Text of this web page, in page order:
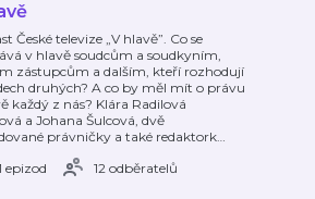
České televize „V hlavě”. Co se
v hlavě soudcům a soudkyním,
zástupcům a dalším, kteří rozhodují
druhých? A co by měl mít o právu
každý z nás? Klára Radilová
a Johana Šulcová, dvě
právničky a také redaktork…
epizod
12 odběratelů